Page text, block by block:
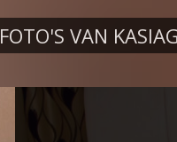
FOTO'S VAN